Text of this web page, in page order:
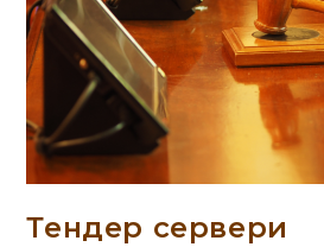
Тендер сервери